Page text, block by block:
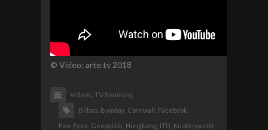
© Video: arte.tv 2018
Videos, TV-Sendung
Bilbao, Bombay, Cornwall, Facebook,
Five Eyes, Geopolitik, Hongkong, ITU, Knotenpunkt,